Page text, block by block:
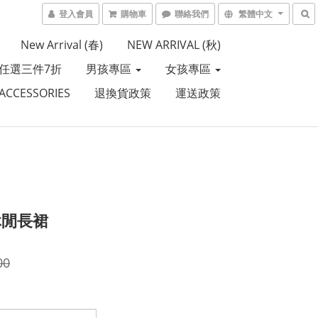
登入會員 購物車 聯絡我們 繁體中文
New Arrival (春)
NEW ARRIVAL (秋)
選三件7折
男孩專區
女孩專區
退換貨政策 運送政策
長裙